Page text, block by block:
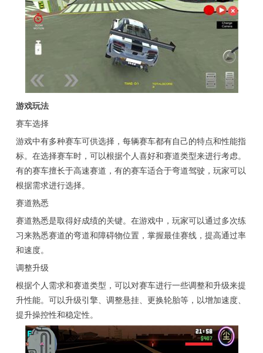
游戏玩法
赛车选择
游戏中有多种赛车可供选择，每辆赛车都有自己的特点和性能指
标。在选择赛车时，可以根据个人喜好和赛道类型来进行考虑。
有的赛车擅长于高速赛道，有的赛车适合于弯道驾驶，玩家可以
根据需求进行选择。
赛道熟悉
赛道熟悉是取得好成绩的关键。在游戏中，玩家可以通过多次练
习来熟悉赛道的弯道和障碍物位置，掌握最佳赛线，提高通过率
和速度。
调整升级
根据个人需求和赛道类型，可以对赛车进行一些调整和升级来提
升性能。可以升级引擎、调整悬挂、更换轮胎等，以增加速度、
提升操控性和稳定性。